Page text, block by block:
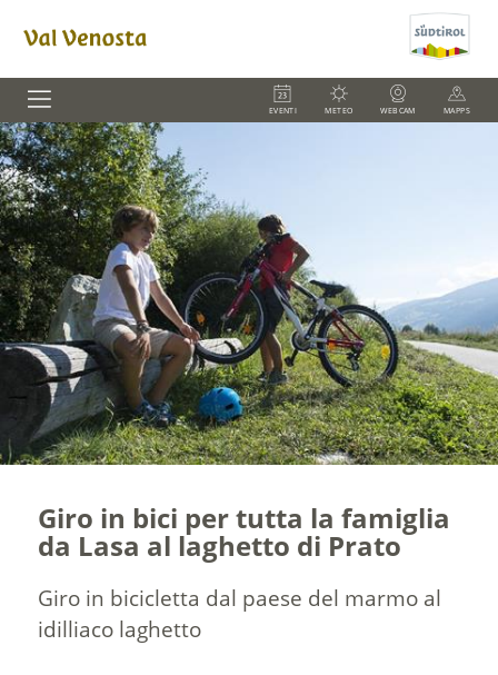
EVENTI METEO WEBCAM MAPPS
Giro in bici per tutta la famiglia
da Lasa al laghetto di Prato
Giro in bicicletta dal paese del marmo al
idilliaco laghetto